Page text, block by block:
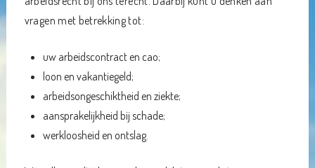
vragen met betrekking tot:
uw arbeidscontract en cao;
loon en vakantiegeld;
arbeidsongeschiktheid en ziekte;
aansprakelijkheid bij schade;
werkloosheid en ontslag.